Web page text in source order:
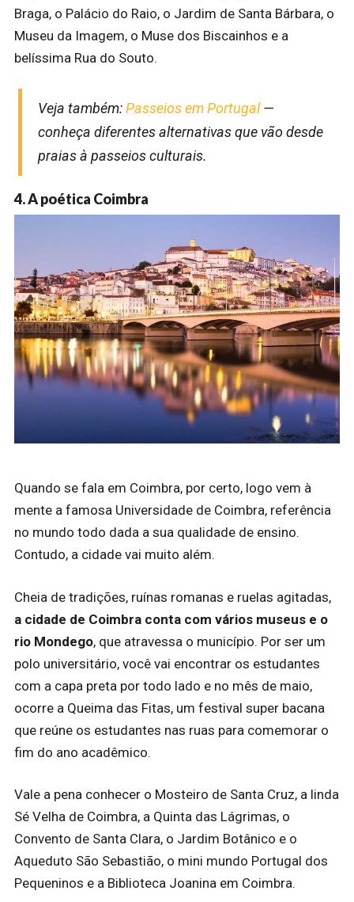
Braga, o Palácio do Raio, o Jardim de Santa Bárbara, o
Museu da Imagem, o Muse dos Biscainhos e a
belíssima Rua do Souto.
Veja também:Passeios em Portugal—
conheça diferentes alternativas que vão desde
praias à passeios culturais.
4. A poética Coimbra
Quando se fala em Coimbra, por certo, logo vem à
mente a famosa Universidade de Coimbra, referência
no mundo todo dada a sua qualidade de ensino.
Contudo, a cidade vai muito além.
Cheia de tradições, ruínas romanas e ruelas agitadas,
a cidade de Coimbra conta com vários museus e o
rio Mondego, que atravessa o município. Por ser um
polo universitário, você vai encontrar os estudantes
com a capa preta por todo lado e no mês de maio,
ocorre a Queima das Fitas, um festival super bacana
que reúne os estudantes nas ruas para comemorar o
fim do ano acadêmico.
Vale a pena conhecer o Mosteiro de Santa Cruz, a linda
Sé Velha de Coimbra, a Quinta das Lágrimas, o
Convento de Santa Clara, o Jardim Botânico e o
Aqueduto São Sebastião, o mini mundo Portugal dos
Pequeninos e a Biblioteca Joanina em Coimbra.